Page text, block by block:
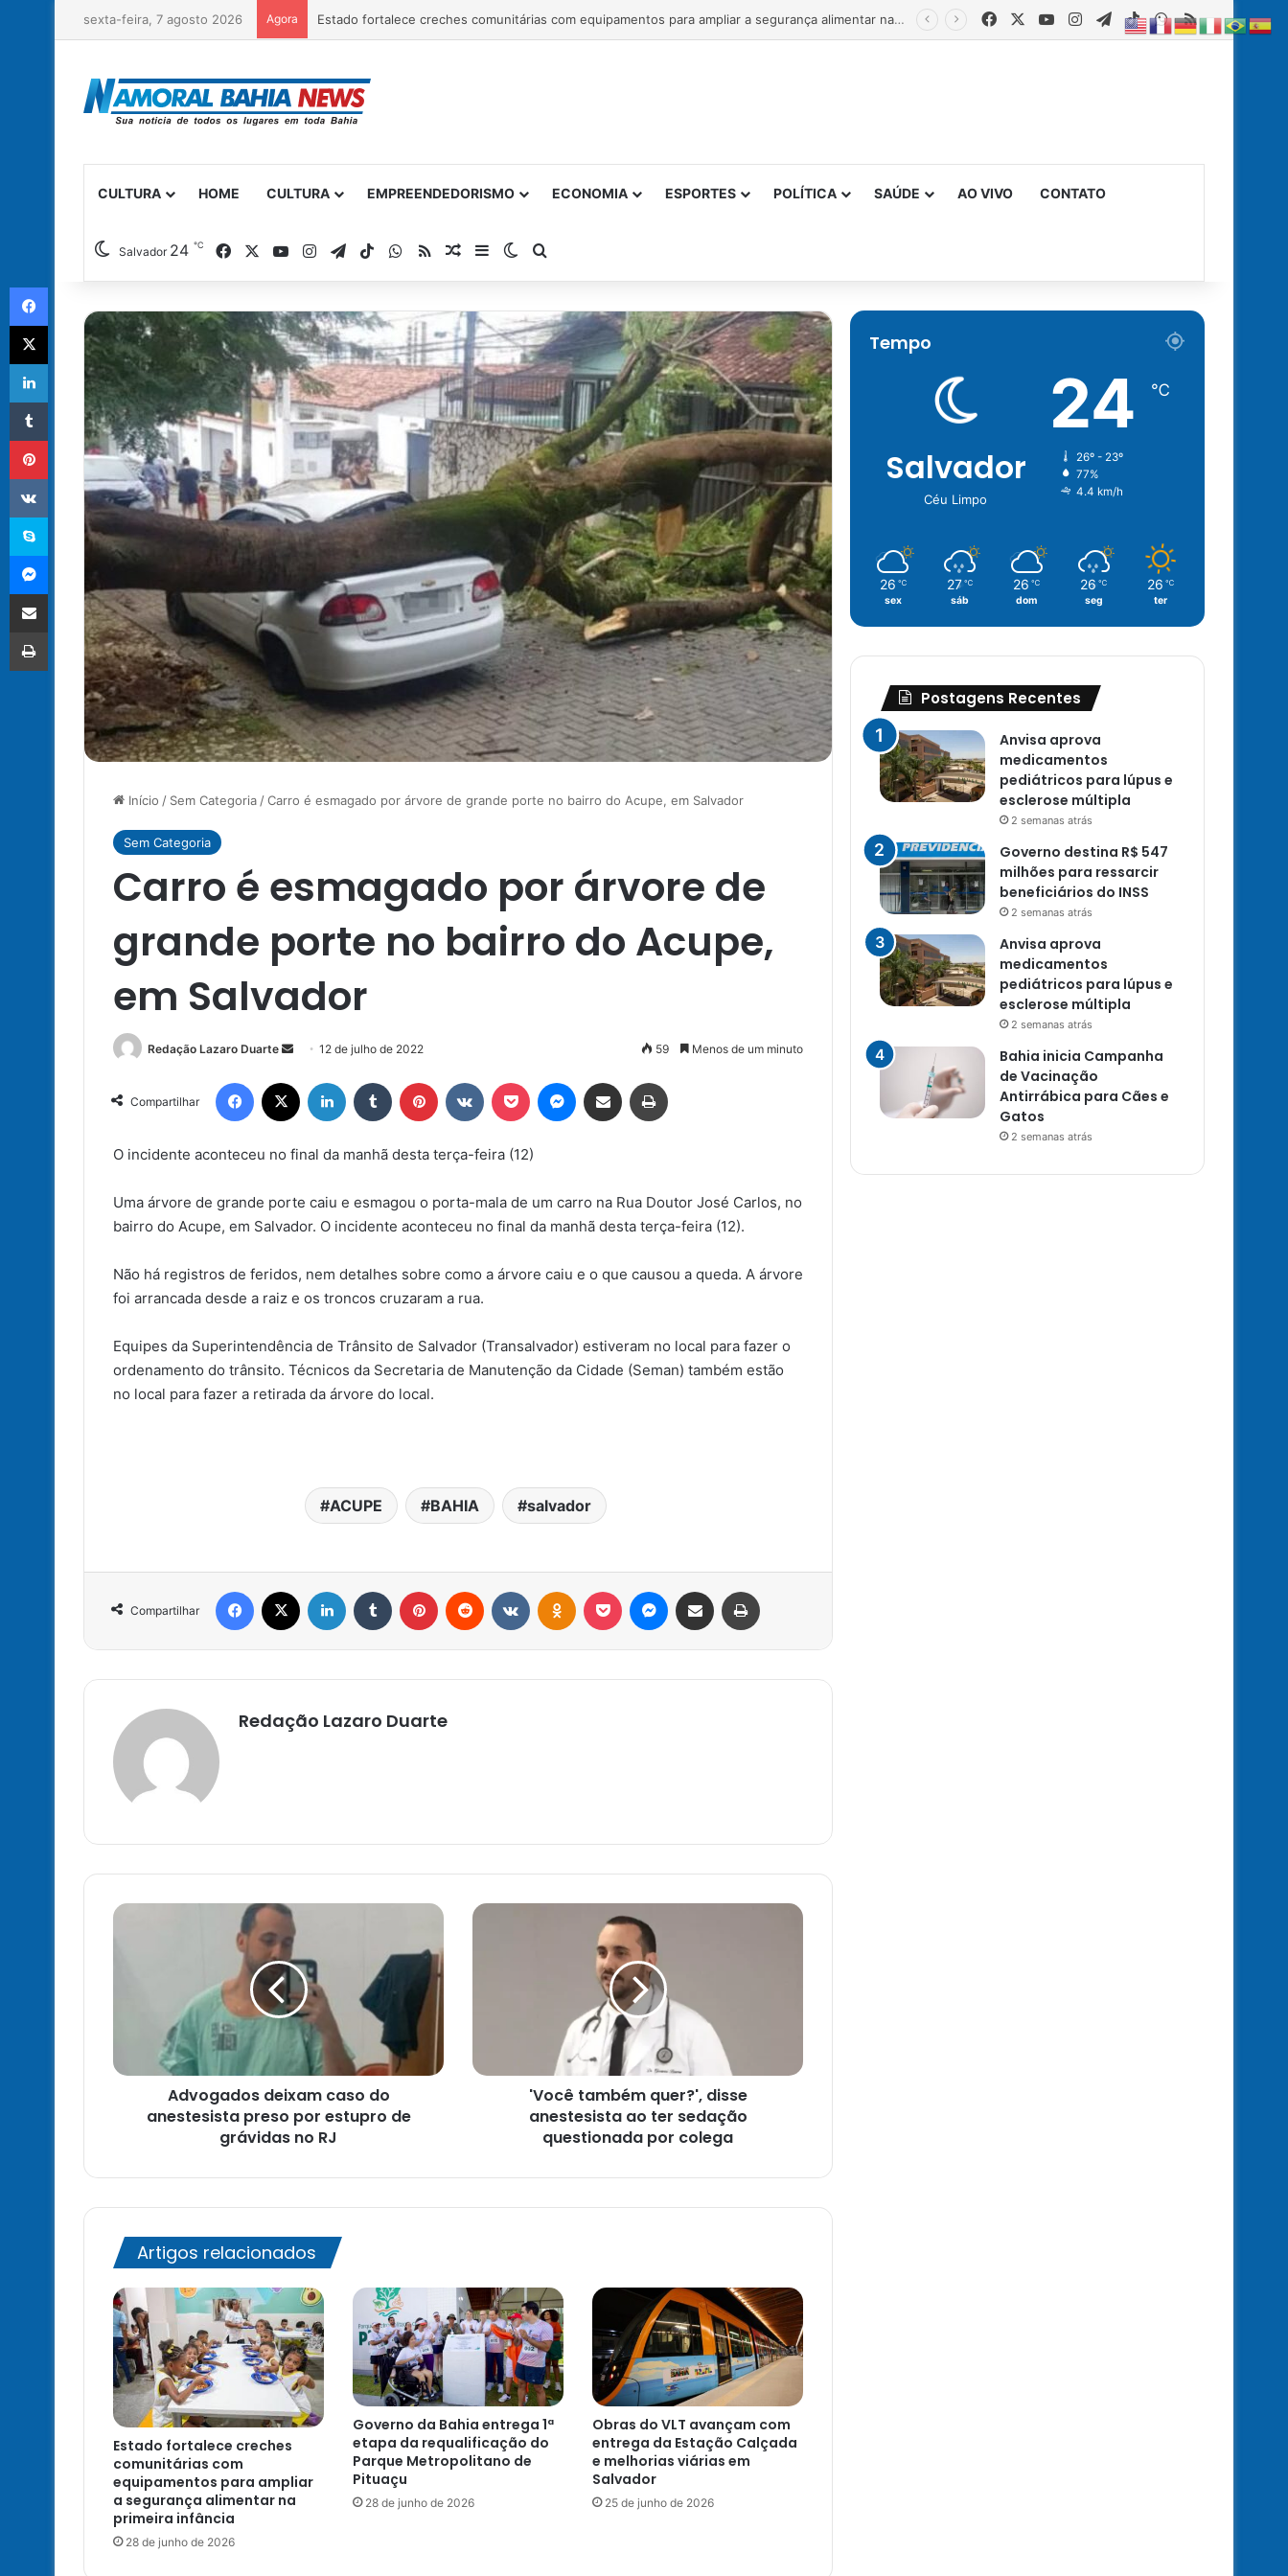
sexta-feira, 7 agosto 2026 Agora Estado fortalece creches comunitárias com equipamentos para ampliar a segurança alimentar na primeira infância FacebookYouTubeInstagram
Telegram
TikTokWhatsApp
RSS
CULTURA HOME CULTURA EMPREENDEDORISMO ECONOMIA ESPORTES POLÍTICA SAÚDE AO VIVO CONTATO
Salvador 24 ℃ FacebookYouTubeInstagram
TelegramTikTokWhatsApp
RSSArtigo Aleatório
Barra Lateral
Switch skin
Procurar por
Início / Sem Categoria /Carro é esmagado por árvore de grande porte no bairro do Acupe, em Salvador
Sem Categoria
Carro é esmagado por árvore de
grande porte no bairro do Acupe,
em Salvador
Redação Lazaro Duarte
Mande
e-
mail
12 de julho de 2022 59 Menos de um minuto
Compartilhar
Facebook Linkedin Tumblr Pinterest Pocket Messenger
Compartilhar via e-mail
O incidente aconteceu no final da manhã desta terça-feira (12)
Uma árvore de grande porte caiu e esmagou o porta-mala de um carro na Rua Doutor José Carlos, no
bairro do Acupe, em Salvador. O incidente aconteceu no final da manhã desta terça-feira (12).
Não há registros de feridos, nem detalhes sobre como a árvore caiu e o que causou a queda. A árvore
foi arrancada desde a raiz e os troncos cruzaram a rua.
Equipes da Superintendência de Trânsito de Salvador (Transalvador) estiveram no local para fazer o
ordenamento do trânsito. Técnicos da Secretaria de Manutenção da Cidade (Seman) também estão
no local para fazer a retirada da árvore do local.
ACUPE BAHIA salvador
Compartilhar
Facebook Linkedin Tumblr Pinterest Reddit Pocket Messenger
Compartilhar via e-mail
Redação Lazaro Duarte
Advogados
de
Advogados deixam caso do
anestesista preso por estupro de
grávidas no RJ
'Você
questionada
'Você também quer?', disse
anestesista ao ter sedação
questionada por colega
Artigos relacionados
Estado fortalece creches
comunitárias com
equipamentos para ampliar
a segurança alimentar na
primeira infância
28 de junho de 2026
Governo da Bahia entrega 1ª
etapa da requalificação do
Parque Metropolitano de
Pituaçu
28 de junho de 2026
Obras do VLT avançam com
entrega da Estação Calçada
e melhorias viárias em
Salvador
25 de junho de 2026
Tempo
Salvador
Céu Limpo
24 ℃
26º - 23º
77%
4.4 km/h
26 ℃
sex
27 ℃
sáb
26 ℃
dom
26 ℃
seg
26 ℃
ter
Postagens Recentes
Anvisa aprova
medicamentos
pediátricos para lúpus e
esclerose múltipla
2 semanas atrás
Governo destina R$ 547
milhões para ressarcir
beneficiários do INSS
2 semanas atrás
Anvisa aprova
medicamentos
pediátricos para lúpus e
esclerose múltipla
2 semanas atrás
Bahia inicia Campanha
de Vacinação
Antirrábica para Cães e
Gatos
2 semanas atrás
Facebook
X
Linkedin
Tumblr
Pinterest
VK
Skype
Messenger
Compartilhar via e-mail
Imprimir